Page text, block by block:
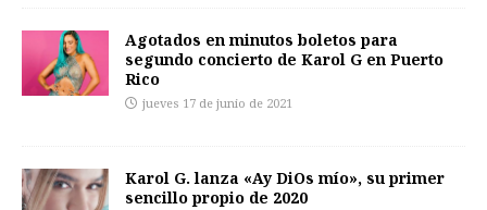
Agotados en minutos boletos para
segundo concierto de Karol G en Puerto
Rico
jueves 17 de junio de 2021
Karol G. lanza «Ay DiOs mío», su primer
sencillo propio de 2020